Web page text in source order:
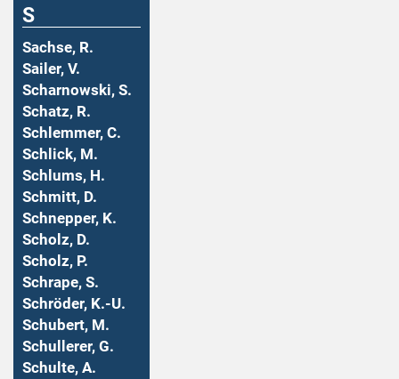
S
Sachse, R.
Sailer, V.
Scharnowski, S.
Schatz, R.
Schlemmer, C.
Schlick, M.
Schlums, H.
Schmitt, D.
Schnepper, K.
Scholz, D.
Scholz, P.
Schrape, S.
Schröder, K.-U.
Schubert, M.
Schullerer, G.
Schulte, A.